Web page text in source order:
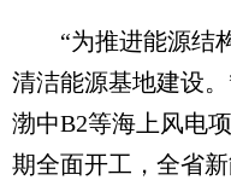
“为推进能源结构
清洁能源基地建设
渤中B2等海上风电
期全面开工，全省